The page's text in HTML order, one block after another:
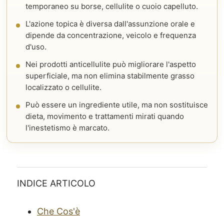
temporaneo su borse, cellulite o cuoio capelluto.
L'azione topica è diversa dall'assunzione orale e
dipende da concentrazione, veicolo e frequenza
d'uso.
Nei prodotti anticellulite può migliorare l'aspetto
superficiale, ma non elimina stabilmente grasso
localizzato o cellulite.
Può essere un ingrediente utile, ma non sostituisce
dieta, movimento e trattamenti mirati quando
l'inestetismo è marcato.
INDICE ARTICOLO
Che Cos'è